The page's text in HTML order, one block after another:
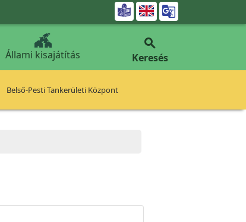

Állami kisajátítás

Keresés
Belső-Pesti Tankerületi Központ